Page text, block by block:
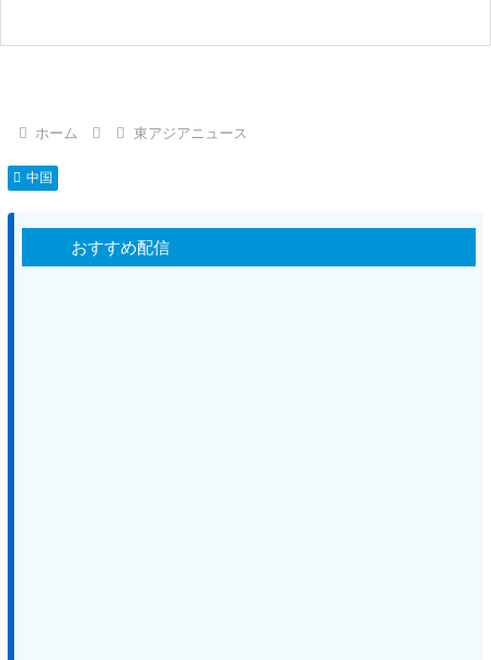
ホーム 東アジアニュース
中国
おすすめ配信